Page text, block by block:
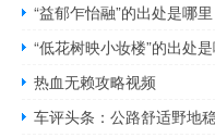
“益郁乍怡融”的出处是哪里
“低花树映小妆楼”的出处
热血无赖攻略视频
车评头条：公路舒适野地